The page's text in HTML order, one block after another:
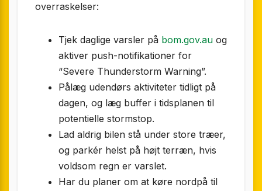
overraskelser:
Tjek daglige varsler på bom.gov.au og
aktiver push-notifikationer for
“Severe Thunderstorm Warning”.
Pålæg udendørs aktiviteter tidligt på
dagen, og læg buffer i tidsplanen til
potentielle stormstop.
Lad aldrig bilen stå under store træer,
og parkér helst på højt terræn, hvis
voldsom regn er varslet.
Har du planer om at køre nordpå til